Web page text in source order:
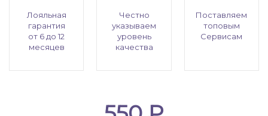
Лояльная
гарантия
от 6 до 12
месяцев
Честно
указываем
уровень
качества
Поставляем
топовым
Сервисам